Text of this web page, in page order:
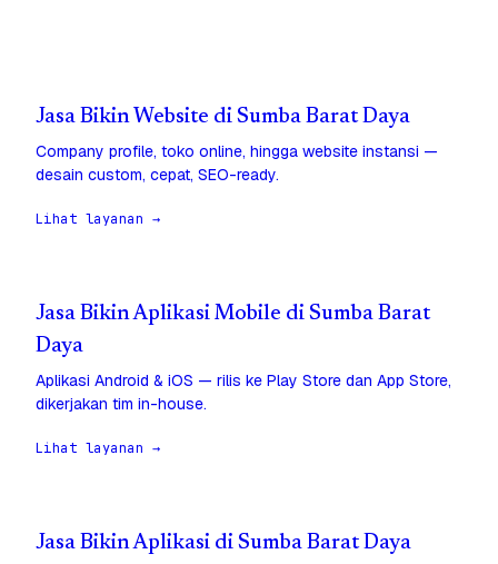
Jasa Bikin Website di Sumba Barat Daya
Company profile, toko online, hingga website instansi —
desain custom, cepat, SEO-ready.
Lihat layanan →
Jasa Bikin Aplikasi Mobile di Sumba Barat
Daya
Aplikasi Android & iOS — rilis ke Play Store dan App Store,
dikerjakan tim in-house.
Lihat layanan →
Jasa Bikin Aplikasi di Sumba Barat Daya